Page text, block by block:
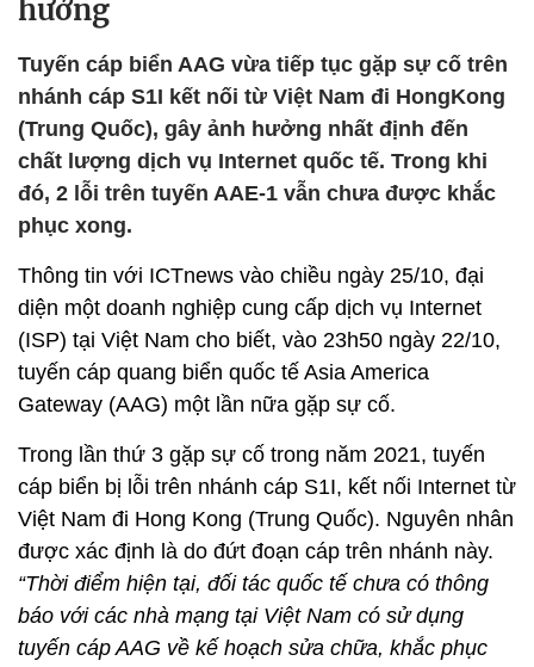
hưởng
Tuyến cáp biển AAG vừa tiếp tục gặp sự cố trên
nhánh cáp S1I kết nối từ Việt Nam đi HongKong
(Trung Quốc), gây ảnh hưởng nhất định đến
chất lượng dịch vụ Internet quốc tế. Trong khi
đó, 2 lỗi trên tuyến AAE-1 vẫn chưa được khắc
phục xong.
Thông tin với ICTnews vào chiều ngày 25/10, đại
diện một doanh nghiệp cung cấp dịch vụ Internet
(ISP) tại Việt Nam cho biết, vào 23h50 ngày 22/10,
tuyến cáp quang biển quốc tế Asia America
Gateway (AAG) một lần nữa gặp sự cố.
Trong lần thứ 3 gặp sự cố trong năm 2021, tuyến
cáp biển bị lỗi trên nhánh cáp S1I, kết nối Internet từ
Việt Nam đi Hong Kong (Trung Quốc). Nguyên nhân
được xác định là do đứt đoạn cáp trên nhánh này.
“Thời điểm hiện tại, đối tác quốc tế chưa có thông
báo với các nhà mạng tại Việt Nam có sử dụng
tuyến cáp AAG về kế hoạch sửa chữa, khắc phục